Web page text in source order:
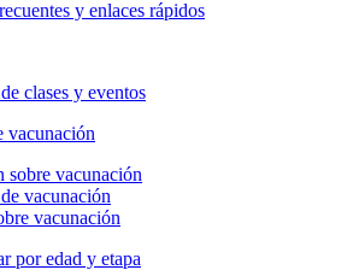
y enlaces rápidos
clases y eventos
vacunación
sobre vacunación
vacunación
vacunación
por edad y etapa